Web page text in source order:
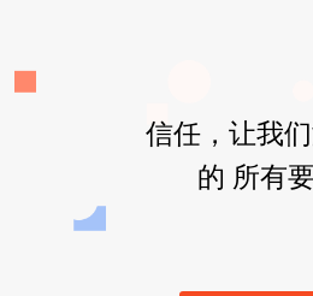
信任，让我
的 所有